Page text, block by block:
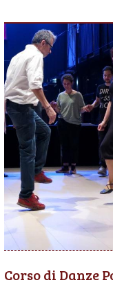
Corso di Danze